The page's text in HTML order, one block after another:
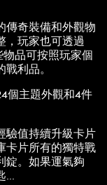
傳奇裝備和外觀物
，玩家也可透過
品可按照玩家個
利品。
個主題外觀和4件
驗值持續升級卡片
卡片所有的獨特戰
錠。如果運氣夠
...